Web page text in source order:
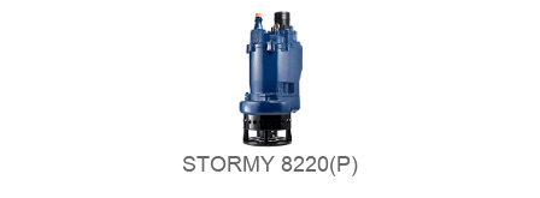
STORMY 8220(P)